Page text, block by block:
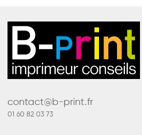
contact@b-print.fr
01 60 82 03 73